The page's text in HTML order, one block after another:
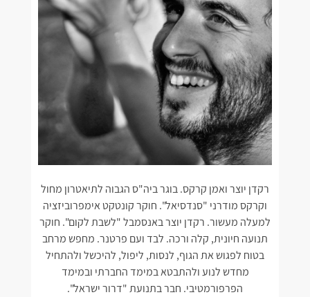
רקדן יוצר ואמן קרקס. בוגר ביה"ס הגבוה לתיאטרון מחול
וקרקס מודרני "סנדסיאל". חוקר קונטקט אימפרוביזציה
למעלה מעשור. רקדן יוצר באנסמבל "לשבת לקום". חוקר
תנועה חיונית, קלה ורכה. לבד ועם פרטנר. מחפש מרחב
בטוח לפגוש את הגוף, לנסות, ליפול, להיכשל ולהתחיל
מחדש לנוע ולהתבטא במימד החברתי ובמימד
הפרפורמטיבי. חבר בתנועת "דרור ישראל".